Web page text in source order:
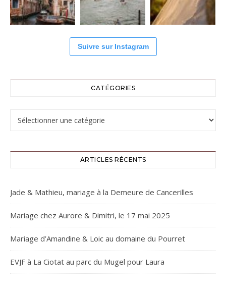
Suivre sur Instagram
CATÉGORIES
Catégories
ARTICLES RÉCENTS
Jade & Mathieu, mariage à la Demeure de Cancerilles
Mariage chez Aurore & Dimitri, le 17 mai 2025
Mariage d’Amandine & Loic au domaine du Pourret
EVJF à La Ciotat au parc du Mugel pour Laura